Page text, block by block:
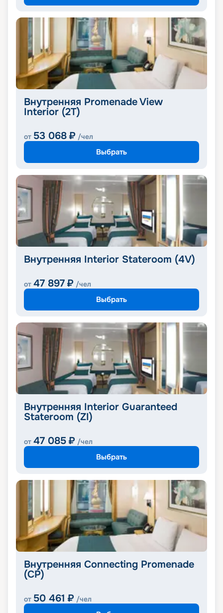
Внутренняя Promenade View
Interior (2T)
от 53 068 ₽ /чел
Выбрать
Внутренняя Interior Stateroom (4V)
от 47 897 ₽ /чел
Выбрать
Внутренняя Interior Guaranteed
Stateroom (ZI)
от 47 085 ₽ /чел
Выбрать
Внутренняя Connecting Promenade
(CP)
от 50 461 ₽ /чел